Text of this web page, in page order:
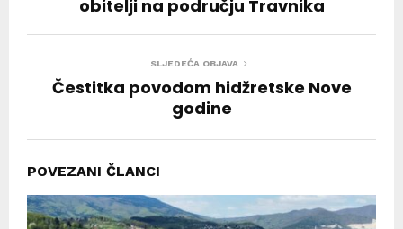
obitelji na području Travnika
SLJEDEĆA OBJAVA
Čestitka povodom hidžretske Nove
godine
POVEZANI ČLANCI